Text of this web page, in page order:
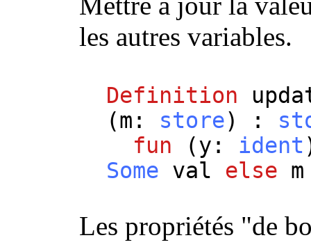
les autres variables.
Definition
(m : store) :
fun (y : ident
Some val else m
Les propriétés "de